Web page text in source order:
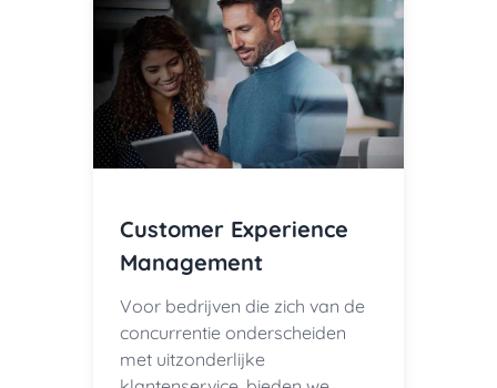
Customer Experience
Management
Voor bedrijven die zich van de
concurrentie onderscheiden
met uitzonderlijke